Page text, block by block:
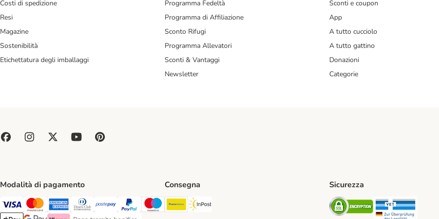
Costi di spedizione
Resi
Magazine
Sostenibilità
Etichettatura degli imballaggi
Programma Fedeltà
Programma di Affiliazione
Sconto Rifugi
Programma Allevatori
Sconti & Vantaggi
Newsletter
Sconti e coupon
App
A tutto cucciolo
A tutto gattino
Donazioni
Categorie
Modalità di pagamento
Paga con Visa. Payment Method
Paga con Mastercard. Payment Method
Paga con American Express. Payment Method
Paga con Diners Club. Payment Method
Paga con Postepay. Payment Method
Paga con PayPal. Payment Method
Paga con Maestro. Payment Method
Consegna
Poste Italiane. Shipping Method
Sicurezza
Security